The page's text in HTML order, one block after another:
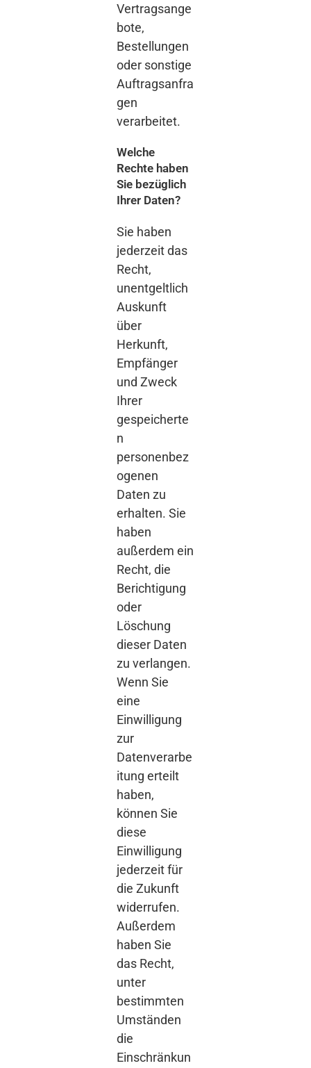
Vertragsange
bote,
Bestellungen
oder sonstige
Auftragsanfra
gen
verarbeitet.
Welche
Rechte haben
Sie bezüglich
Ihrer Daten?
Sie haben
jederzeit das
Recht,
unentgeltlich
Auskunft
über
Herkunft,
Empfänger
und Zweck
Ihrer
gespeicherte
n
personenbez
ogenen
Daten zu
erhalten. Sie
haben
außerdem ein
Recht, die
Berichtigung
oder
Löschung
dieser Daten
zu verlangen.
Wenn Sie
eine
Einwilligung
zur
Datenverarbe
itung erteilt
haben,
können Sie
diese
Einwilligung
jederzeit für
die Zukunft
widerrufen.
Außerdem
haben Sie
das Recht,
unter
bestimmten
Umständen
die
Einschränkun